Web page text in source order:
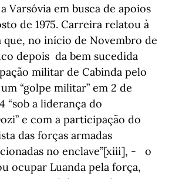
Varsóvia em busca de apoios
de 1975. Carreira relatou à
que, no início de Novembro de
depois da bem sucedida
militar de Cabinda pelo
“golpe militar” em 2 de
“sob a liderança do
e com a participação do
das forças armadas
no enclave”[xiii], - o
ocupar Luanda pela força,